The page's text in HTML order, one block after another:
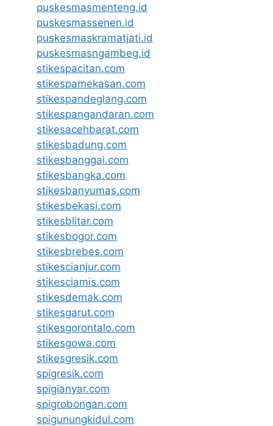
puskesmasmenteng.id
puskesmassenen.id
puskesmaskramatjati.id
puskesmasngambeg.id
stikespacitan.com
stikespamekasan.com
stikespandeglang.com
stikespangandaran.com
stikesacehbarat.com
stikesbadung.com
stikesbanggai.com
stikesbangka.com
stikesbanyumas.com
stikesbekasi.com
stikesblitar.com
stikesbogor.com
stikesbrebes.com
stikescianjur.com
stikesciamis.com
stikesdemak.com
stikesgarut.com
stikesgorontalo.com
stikesgowa.com
stikesgresik.com
spigresik.com
spigianyar.com
spigrobongan.com
spigunungkidul.com